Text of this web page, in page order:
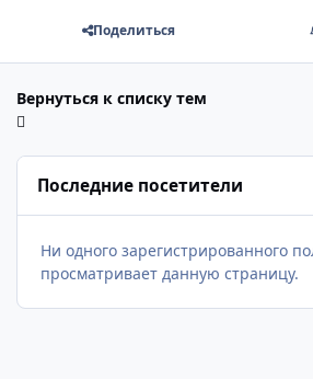
Поделиться
Вернуться к списку тем
Последние посетители
Ни одного зарегистрированного
просматривает данную страницу.